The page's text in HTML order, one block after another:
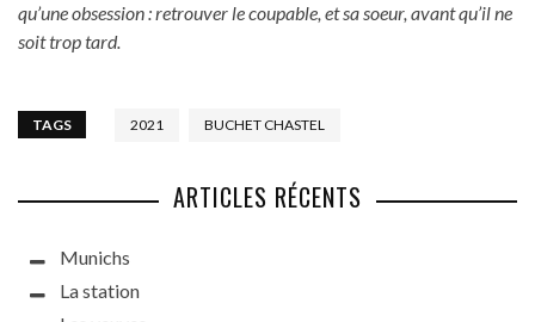
qu’une obsession : retrouver le coupable, et sa soeur, avant qu’il ne
soit trop tard.
TAGS 2021 BUCHET CHASTEL
ARTICLES RÉCENTS
Munichs
La station